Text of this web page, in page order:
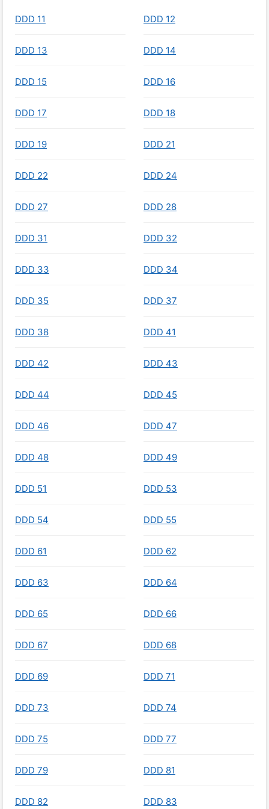
DDD 11 DDD 12
DDD 13 DDD 14
DDD 15 DDD 16
DDD 17 DDD 18
DDD 19 DDD 21
DDD 22 DDD 24
DDD 27 DDD 28
DDD 31 DDD 32
DDD 33 DDD 34
DDD 35 DDD 37
DDD 38 DDD 41
DDD 42 DDD 43
DDD 44 DDD 45
DDD 46 DDD 47
DDD 48 DDD 49
DDD 51 DDD 53
DDD 54 DDD 55
DDD 61 DDD 62
DDD 63 DDD 64
DDD 65 DDD 66
DDD 67 DDD 68
DDD 69 DDD 71
DDD 73 DDD 74
DDD 75 DDD 77
DDD 79 DDD 81
DDD 82 DDD 83